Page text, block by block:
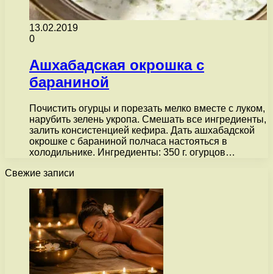
13.02.2019
0
Ашхабадская окрошка с
бараниной
Почистить огурцы и порезать мелко вместе с луком,
нарубить зелень укропа. Смешать все ингредиенты,
залить консистенцией кефира. Дать ашхабадской
окрошке с бараниной полчаса настояться в
холодильнике. Ингредиенты: 350 г. огурцов…
Свежие записи